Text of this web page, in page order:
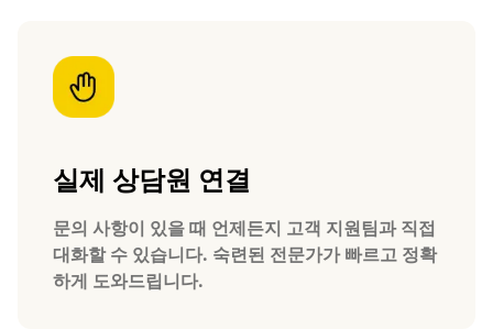
실제 상담원 연결
문의 사항이 있을 때 언제든지 고객 지원팀과 직접
대화할 수 있습니다. 숙련된 전문가가 빠르고 정확
하게 도와드립니다.